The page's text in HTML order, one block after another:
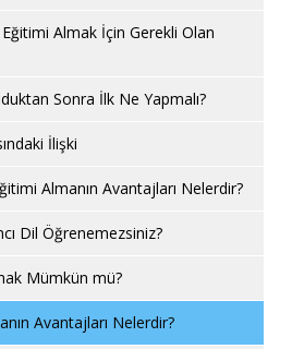
Almak İçin Gerekli Olan
Sonra İlk Ne Yapmalı?
İlişki
Almanın Avantajları Nelerdir?
Dil Öğrenemezsiniz?
Mümkün mü?
Avantajları Nelerdir?